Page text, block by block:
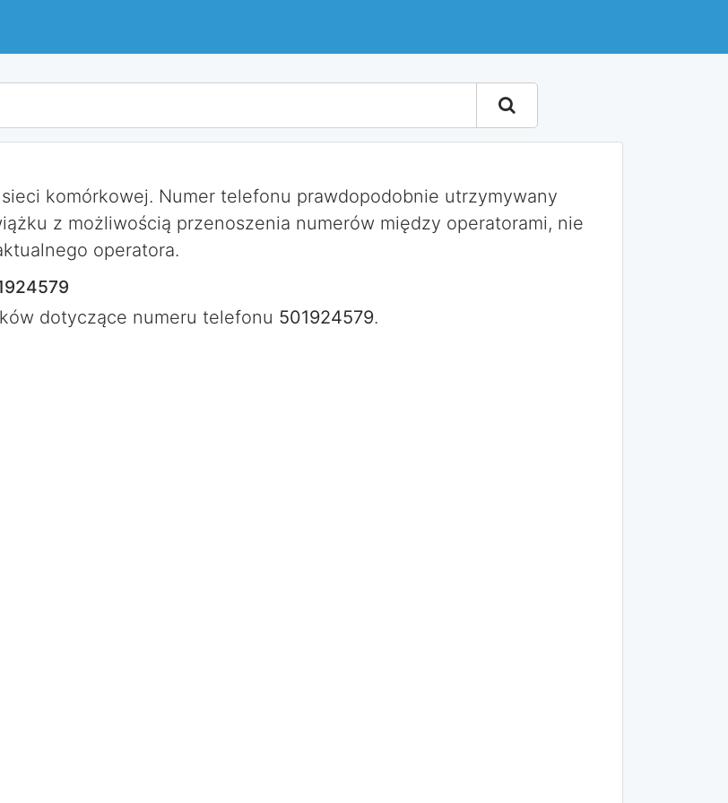
komórkowej. Numer telefonu prawdopodobnie utrzymywany
z możliwością przenoszenia numerów między operatorami, nie
operatora.
dotyczące numeru telefonu 501924579.